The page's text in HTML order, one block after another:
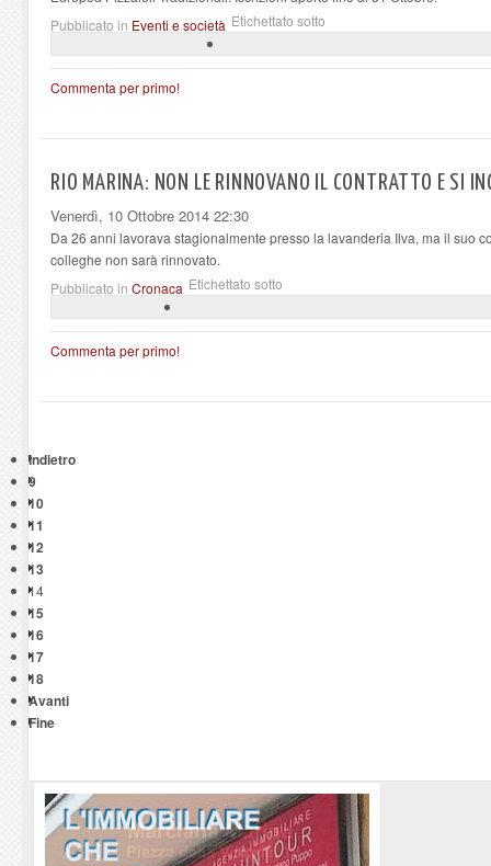
Pubblicato in Eventi e società Etichettato sotto
Commenta per primo!
RIO MARINA: NON LE RINNOVANO IL CONTRATTO E SI
Venerdì, 10 Ottobre 2014 22:30
Da 26 anni lavorava stagionalmente presso la lavanderia Ilva, ma il suo
colleghe non sarà rinnovato.
Pubblicato in Cronaca Etichettato sotto
Commenta per primo!
Indietro
9
10
11
12
13
14
15
16
17
18
Avanti
Fine